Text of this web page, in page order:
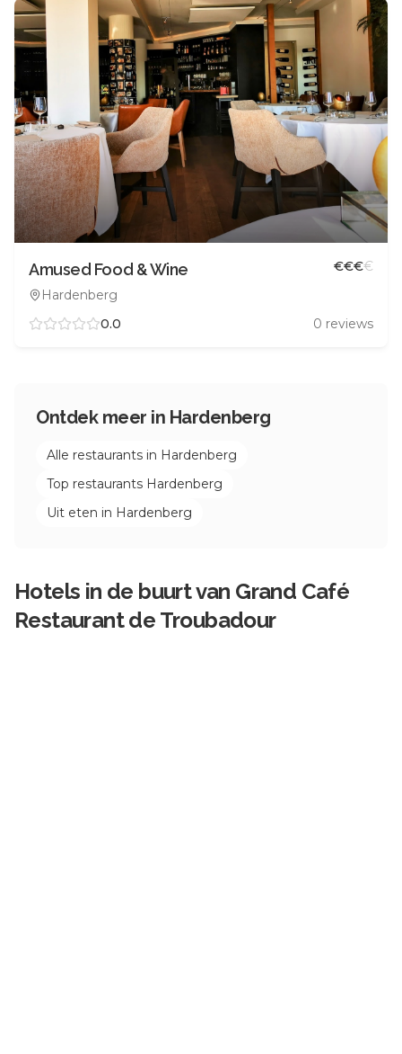
Amused Food & Wine
Hardenberg
€€€€
0.0 0 reviews
Ontdek meer in Hardenberg
Alle restaurants in Hardenberg
Top restaurants Hardenberg
Uit eten in Hardenberg
Hotels in de buurt van Grand Café
Restaurant de Troubadour